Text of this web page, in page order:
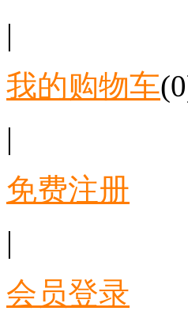
|
我的购物车
|
免费注册
|
会员登录